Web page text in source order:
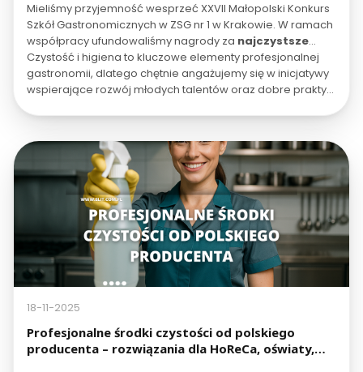
Mieliśmy przyjemność wesprzeć XXVII Małopolski Konkurs
Szkół Gastronomicznych w ZSG nr 1 w Krakowie. W ramach
współpracy ufundowaliśmy nagrody za najczystsze
stanowisko pracyw kategoriachkucharzoraz
cukiernik.
Czystość i higiena to kluczowe elementy profesjonalnej
gastronomii, dlatego chętnie angażujemy się w inicjatywy
wspierające rozwój młodych talentów oraz dobre praktyki
18-11-2025
Profesjonalne środki czystości od polskiego
producenta – rozwiązania dla HoReCa, oświaty,